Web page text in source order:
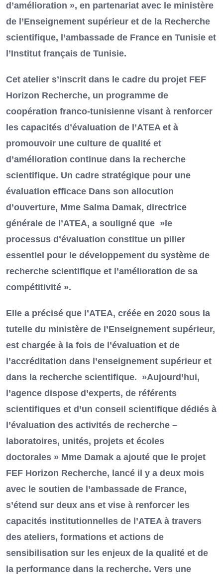
d’amélioration », en partenariat avec le ministère
de l’Enseignement supérieur et de la Recherche
scientifique, l’ambassade de France en Tunisie et
l’Institut français de Tunisie.
Cet atelier s’inscrit dans le cadre du projet FEF
Horizon Recherche, un programme de
coopération franco-tunisienne visant à renforcer
les capacités d’évaluation de l’ATEA et à
promouvoir une culture de qualité et
d’amélioration continue dans la recherche
scientifique. Un cadre stratégique pour une
évaluation efficace Dans son allocution
d’ouverture, Mme Salma Damak, directrice
générale de l’ATEA, a souligné que »le
processus d’évaluation constitue un pilier
essentiel pour le développement du système de
recherche scientifique et l’amélioration de sa
compétitivité ».
Elle a précisé que l’ATEA, créée en 2020 sous la
tutelle du ministère de l’Enseignement supérieur,
est chargée à la fois de l’évaluation et de
l’accréditation dans l’enseignement supérieur et
dans la recherche scientifique. »Aujourd’hui,
l’agence dispose d’experts, de référents
scientifiques et d’un conseil scientifique dédiés à
l’évaluation des activités de recherche –
laboratoires, unités, projets et écoles
doctorales » Mme Damak a ajouté que le projet
FEF Horizon Recherche, lancé il y a deux mois
avec le soutien de l’ambassade de France,
s’étend sur deux ans et vise à renforcer les
capacités institutionnelles de l’ATEA à travers
des ateliers, formations et actions de
sensibilisation sur les enjeux de la qualité et de
la performance dans la recherche. Vers une